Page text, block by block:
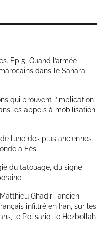
Ep 5. Quand l’armée
dans le Sahara
qui prouvent l’implication
les appels à mobilisation
l’une des plus anciennes
à Fès
du tatouage, du signe
Ghadiri, ancien
infiltré en Iran, sur les
le Polisario, le Hezbollah